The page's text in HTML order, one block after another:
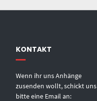
KONTAKT
Wenn ihr uns Anhänge
zusenden wollt, schickt uns
bitte eine Email an: